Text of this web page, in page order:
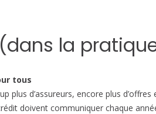
i
2
0
la
tous
plus d’assureurs, encore plus
doivent communiquer chaque